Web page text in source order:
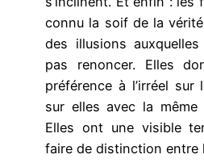
connu la soif de la
des illusions
pas renoncer. Elles
préférence à l’irréel sur
sur elles avec la
Elles ont une visible
faire de distinction entre